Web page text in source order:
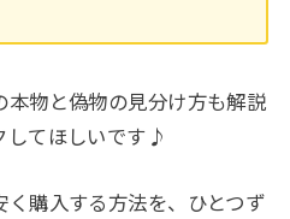
本物と偽物の見分け方も解説
してほしいです♪
購入する方法を、ひとつず